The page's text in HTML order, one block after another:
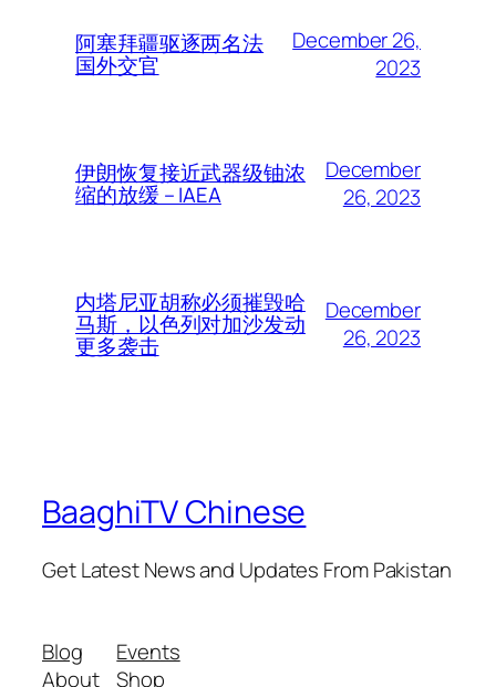
阿塞拜疆驱逐两名法
国外交官
December 26,
2023
伊朗恢复接近武器级铀浓
缩的放缓 – IAEA
December
26, 2023
内塔尼亚胡称必须摧毁哈
马斯，以色列对加沙发动
更多袭击
December
26, 2023
BaaghiTV Chinese
Get Latest News and Updates From Pakistan
Blog
About
Events
Shop